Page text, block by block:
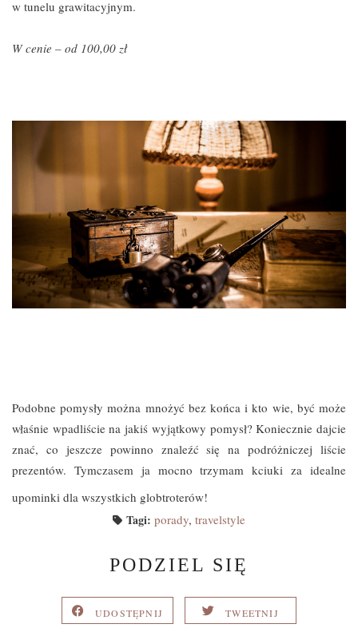
w tunelu grawitacyjnym.
W cenie – od 100,00 zł
Podobne pomysły można mnożyć bez końca i kto wie, być może
właśnie wpadliście na jakiś wyjątkowy pomysł? Koniecznie dajcie
znać, co jeszcze powinno znaleźć się na podróżniczej liście
prezentów. Tymczasem ja mocno trzymam kciuki za idealne
upominki dla wszystkich globtroterów!
Tagi: porady, travelstyle
PODZIEL SIĘ
UDOSTĘPNIJ TWEETNIJ